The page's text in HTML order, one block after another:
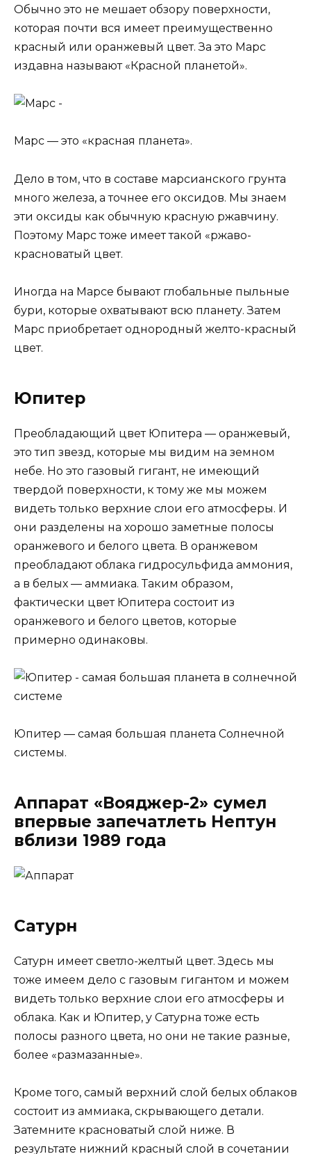
Обычно это не мешает обзору поверхности,
которая почти вся имеет преимущественно
красный или оранжевый цвет. За это Марс
издавна называют «Красной планетой».
Марс — это «красная планета».
Дело в том, что в составе марсианского грунта
много железа, а точнее его оксидов. Мы знаем
эти оксиды как обычную красную ржавчину.
Поэтому Марс тоже имеет такой «ржаво-
красноватый цвет.
Иногда на Марсе бывают глобальные пыльные
бури, которые охватывают всю планету. Затем
Марс приобретает однородный желто-красный
цвет.
Юпитер
Преобладающий цвет Юпитера — оранжевый,
это тип звезд, которые мы видим на земном
небе. Но это газовый гигант, не имеющий
твердой поверхности, к тому же мы можем
видеть только верхние слои его атмосферы. И
они разделены на хорошо заметные полосы
оранжевого и белого цвета. В оранжевом
преобладают облака гидросульфида аммония,
а в белых — аммиака. Таким образом,
фактически цвет Юпитера состоит из
оранжевого и белого цветов, которые
примерно одинаковы.
Юпитер — самая большая планета Солнечной
системы.
Аппарат «Вояджер-2» сумел
впервые запечатлеть Нептун
вблизи 1989 года
Сатурн
Сатурн имеет светло-желтый цвет. Здесь мы
тоже имеем дело с газовым гигантом и можем
видеть только верхние слои его атмосферы и
облака. Как и Юпитер, у Сатурна тоже есть
полосы разного цвета, но они не такие разные,
более «размазанные».
Кроме того, самый верхний слой белых облаков
состоит из аммиака, скрывающего детали.
Затемните красноватый слой ниже. В
результате нижний красный слой в сочетании